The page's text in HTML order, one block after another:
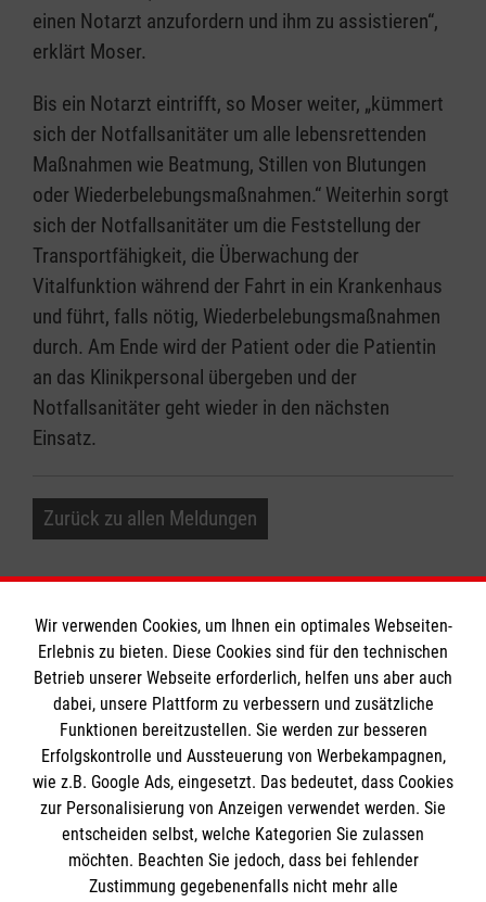
einen Notarzt anzufordern und ihm zu assistieren“,
erklärt Moser.
Bis ein Notarzt eintrifft, so Moser weiter, „kümmert
sich der Notfallsanitäter um alle lebensrettenden
Maßnahmen wie Beatmung, Stillen von Blutungen
oder Wiederbelebungsmaßnahmen.“ Weiterhin sorgt
sich der Notfallsanitäter um die Feststellung der
Transportfähigkeit, die Überwachung der
Vitalfunktion während der Fahrt in ein Krankenhaus
und führt, falls nötig, Wiederbelebungsmaßnahmen
durch. Am Ende wird der Patient oder die Patientin
an das Klinikpersonal übergeben und der
Notfallsanitäter geht wieder in den nächsten
Einsatz.
Zurück zu allen Meldungen
Informationen
Impressum
Datenschutz
Kontakt
Barrierefreiheit
Die Malteser
Malteser in Deutschland
Wir verwenden Cookies, um Ihnen ein optimales Webseiten-
Erlebnis zu bieten. Diese Cookies sind für den technischen
Betrieb unserer Webseite erforderlich, helfen uns aber auch
dabei, unsere Plattform zu verbessern und zusätzliche
Funktionen bereitzustellen. Sie werden zur besseren
Erfolgskontrolle und Aussteuerung von Werbekampagnen,
wie z.B. Google Ads, eingesetzt. Das bedeutet, dass Cookies
zur Personalisierung von Anzeigen verwendet werden. Sie
entscheiden selbst, welche Kategorien Sie zulassen
möchten. Beachten Sie jedoch, dass bei fehlender
Zustimmung gegebenenfalls nicht mehr alle